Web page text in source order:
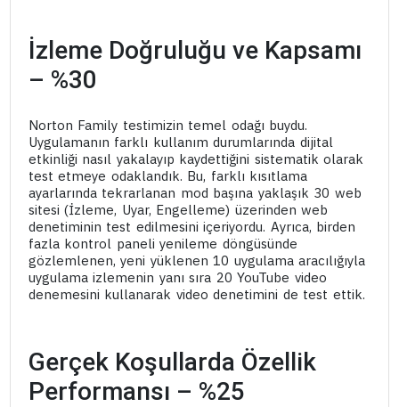
İzleme Doğruluğu ve Kapsamı
– %30
Norton Family testimizin temel odağı buydu.
Uygulamanın farklı kullanım durumlarında dijital
etkinliği nasıl yakalayıp kaydettiğini sistematik olarak
test etmeye odaklandık. Bu, farklı kısıtlama
ayarlarında tekrarlanan mod başına yaklaşık 30 web
sitesi (İzleme, Uyar, Engelleme) üzerinden web
denetiminin test edilmesini içeriyordu. Ayrıca, birden
fazla kontrol paneli yenileme döngüsünde
gözlemlenen, yeni yüklenen 10 uygulama aracılığıyla
uygulama izlemenin yanı sıra 20 YouTube video
denemesini kullanarak video denetimini de test ettik.
Gerçek Koşullarda Özellik
Performansı – %25